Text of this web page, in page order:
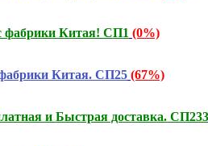
фабрики Китая! СП1 (0%)
Китая. СП25 (67%)
и Быстрая доставка. СП233